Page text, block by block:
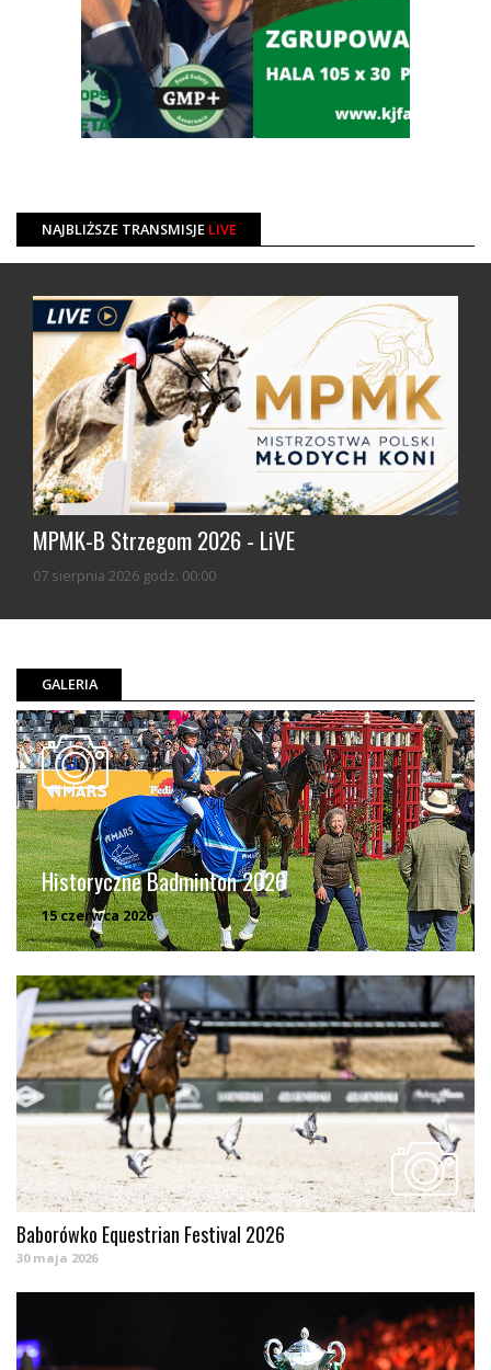
NAJBLIŻSZE TRANSMISJE LIVE
MPMK-B Strzegom 2026 - LiVE
07 sierpnia 2026 godz. 00:00
GALERIA
Historyczne Badminton 2026
15 czerwca 2026
Baborówko Equestrian Festival 2026
30 maja 2026